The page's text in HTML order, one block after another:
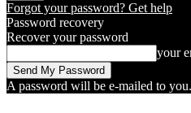
Forgot your password? Get help
Password recovery
Recover your password
your
A password will be e-mailed to you.